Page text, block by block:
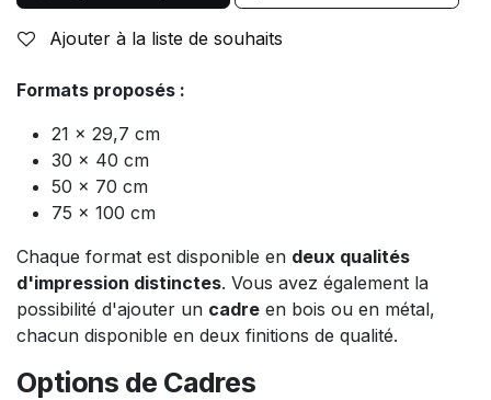
Ajouter à la liste de souhaits
Formats proposés :
21 x 29,7 cm
30 x 40 cm
50 x 70 cm
75 x 100 cm
Chaque format est disponible en deux qualités
d'impression distinctes. Vous avez également la
possibilité d'ajouter un cadre en bois ou en métal,
chacun disponible en deux finitions de qualité.
Options de Cadres